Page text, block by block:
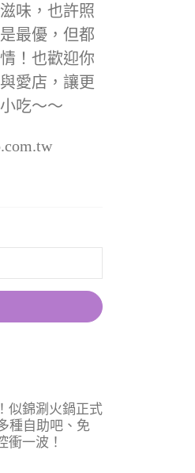
味，也許照
最優，但都
！也歡迎你
愛店，讓更
吃～～
似錦涮火鍋正式
種自助吧、免
衝一波！